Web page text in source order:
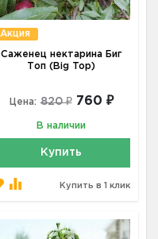
Акция
Саженец нектарина Биг
Топ (Big Top)
Цена: 820 ₽ 760 ₽
В наличии
Купить
Купить в 1 клик